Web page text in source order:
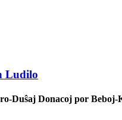
Ludilo
Donacoj por Beboj-